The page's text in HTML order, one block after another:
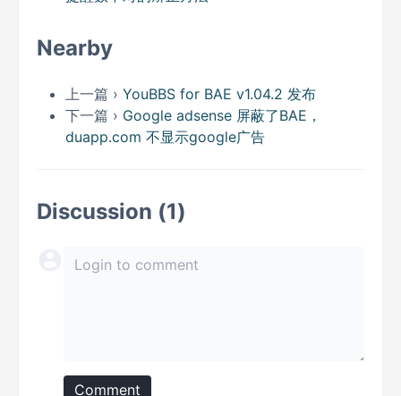
Nearby
上一篇 › YouBBS for BAE v1.04.2 发布
下一篇 › Google adsense 屏蔽了BAE，
duapp.com 不显示google广告
Discussion (1)
Comment